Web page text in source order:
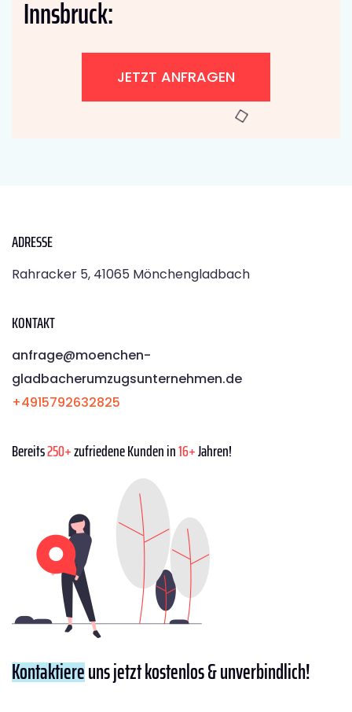
Innsbruck:
JETZT ANFRAGEN
ADRESSE
Rahracker 5, 41065 Mönchengladbach
KONTAKT
anfrage@moenchen­
gladbacherumzugsunternehmen.de
+4915792632825
Bereits250+zufriedene Kunden in16+Jahren!
Kontaktiereuns jetzt kostenlos & unverbindlich!